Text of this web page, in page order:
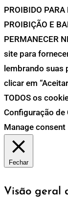
PROIBIDO
PROIBIÇÃO E
PERMANECER
site para
lembrando suas
clicar em
TODOS os
Configuração de
Manage consent
Fechar
Visão geral